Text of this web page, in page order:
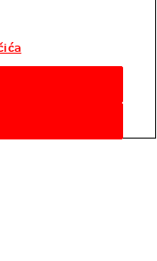
na
nas nanas na